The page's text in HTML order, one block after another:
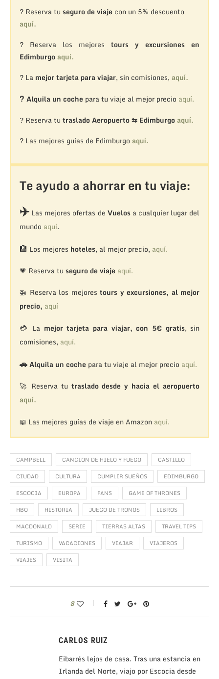
? Reserva tu seguro de viaje con un 5% descuento
aquí.
? Reserva los mejorestours y excursiones en
Edimburgo aquí.
? La mejor tarjeta para viajar, sin comisiones, aquí.
? Alquila un coche para tu viaje al mejor precio aquí.
? Reserva tu traslado Aeropuerto ⇆ Edimburgo aquí.
? Las mejores guías de Edimburgo aquí.
Te ayudo a ahorrar en tu viaje:
✈️Las mejores ofertas de Vuelosa cualquier lugar del
mundo aquí.
🏨 Los mejores hoteles, al mejor precio, aquí.
💗 Reserva tu seguro de viaje aquí.
🚁 Reserva los mejorestours y excursiones, al mejor
precio, aquí
💳 La mejor tarjeta para viajar, con 5€ gratis, sin
comisiones, aquí.
🚗Alquila un coche para tu viaje al mejor precio aquí.
🚀 Reserva tu traslado desde y hacia el aeropuerto
aquí.
📖 Las mejores guías de viaje en Amazon aquí.
CAMPBELL CANCION DE HIELO Y FUEGO
CASTILLO
CIUDAD
CULTURA CUMPLIR SUEÑOS
EDIMBURGO
ESCOCIA
EUROPA FANS
GAME OF THRONES
HBO
HISTORIA JUEGO DE TRONOS
LIBROS
MACDONALD
SERIE TIERRAS ALTAS
TRAVEL TIPS
TURISMO
VACACIONES VIAJAR
VIAJEROS
VIAJES
VISITA
8
CARLOS RUIZ
Eibarrés lejos de casa. Tras una estancia en
Irlanda del Norte, viajo por Escocia desde